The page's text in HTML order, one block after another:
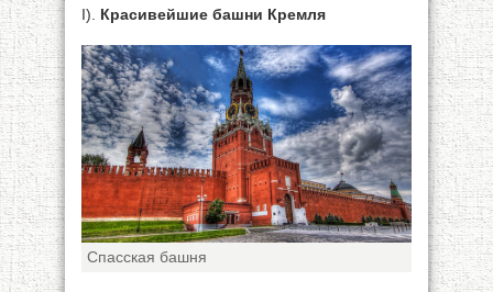
I). Красивейшие башни Кремля
Спасская башня